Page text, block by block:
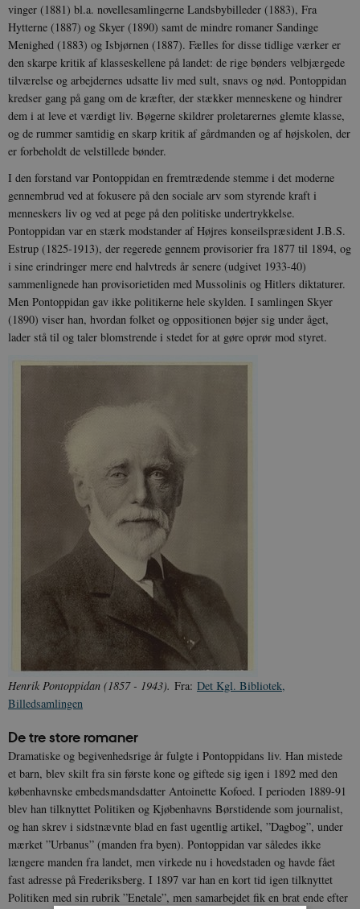
vinger (1881) bl.a. novellesamlingerne Landsbybilleder (1883), Fra
Hytterne (1887) og Skyer (1890) samt de mindre romaner Sandinge
Menighed (1883) og Isbjørnen (1887). Fælles for disse tidlige værker er
den skarpe kritik af klasseskellene på landet: de rige bønders velbjærgede
tilværelse og arbejdernes udsatte liv med sult, snavs og nød. Pontoppidan
kredser gang på gang om de kræfter, der stækker menneskene og hindrer
dem i at leve et værdigt liv. Bøgerne skildrer proletarernes glemte klasse,
og de rummer samtidig en skarp kritik af gårdmanden og af højskolen, der
er forbeholdt de velstillede bønder.
I den forstand var Pontoppidan en fremtrædende stemme i det moderne
gennembrud ved at fokusere på den sociale arv som styrende kraft i
menneskers liv og ved at pege på den politiske undertrykkelse.
Pontoppidan var en stærk modstander af Højres konseilspræsident J.B.S.
Estrup (1825-1913), der regerede gennem provisorier fra 1877 til 1894, og
i sine erindringer mere end halvtreds år senere (udgivet 1933-40)
sammenlignede han provisorietiden med Mussolinis og Hitlers diktaturer.
Men Pontoppidan gav ikke politikerne hele skylden. I samlingen Skyer
(1890) viser han, hvordan folket og oppositionen bøjer sig under åget,
lader stå til og taler blomstrende i stedet for at gøre oprør mod styret.
Henrik Pontoppidan (1857 - 1943). Fra: Det Kgl. Bibliotek,
Billedsamlingen
De tre store romaner
Dramatiske og begivenhedsrige år fulgte i Pontoppidans liv. Han mistede
et barn, blev skilt fra sin første kone og giftede sig igen i 1892 med den
københavnske embedsmandsdatter Antoinette Kofoed. I perioden 1889-91
blev han tilknyttet Politiken og Kjøbenhavns Børstidende som journalist,
og han skrev i sidstnævnte blad en fast ugentlig artikel, ”Dagbog”, under
mærket ”Urbanus” (manden fra byen). Pontoppidan var således ikke
længere manden fra landet, men virkede nu i hovedstaden og havde fået
fast adresse på Frederiksberg. I 1897 var han en kort tid igen tilknyttet
Politiken med sin rubrik ”Enetale”, men samarbejdet fik en brat ende efter